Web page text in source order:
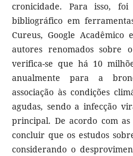
cronicidade. Para isso,
bibliográfico em
Cureus, Google
autores renomados sobre
verifica-se que há 10
anualmente para a
associação às condições
agudas, sendo a infecção
principal. De acordo com as
concluir que os estudos
considerando o